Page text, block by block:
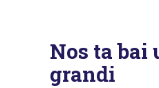
Nos ta
grandi